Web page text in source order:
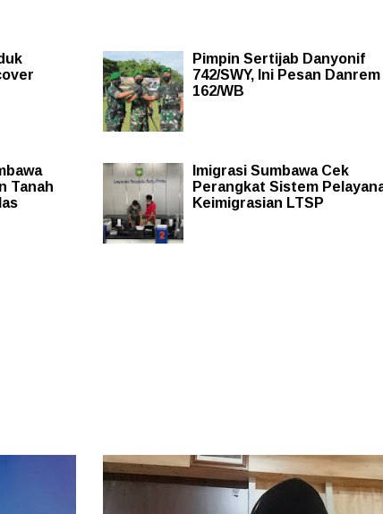
Pimpin Sertijab Danyonif
742/SWY, Ini Pesan Danrem
162/WB
Tanah
Imigrasi Sumbawa Cek
Perangkat Sistem
Keimigrasian LTSP